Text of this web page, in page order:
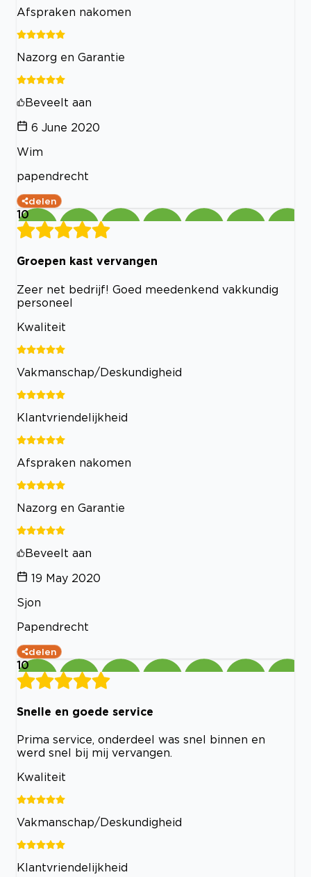
Afspraken nakomen
Nazorg en Garantie
Beveelt aan
6 June 2020
Wim
papendrecht
delen
10
Groepen kast vervangen
Zeer net bedrijf! Goed meedenkend vakkundig
personeel
Kwaliteit
Vakmanschap/Deskundigheid
Klantvriendelijkheid
Afspraken nakomen
Nazorg en Garantie
Beveelt aan
19 May 2020
Sjon
Papendrecht
delen
10
Snelle en goede service
Prima service, onderdeel was snel binnen en
werd snel bij mij vervangen.
Kwaliteit
Vakmanschap/Deskundigheid
Klantvriendelijkheid